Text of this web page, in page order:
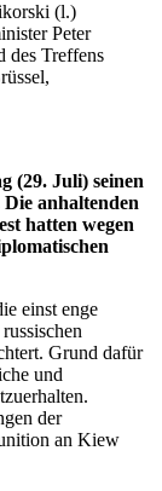
(l.)
Peter
des Treffens
(29. Juli) seinen
anhaltenden
hatten wegen
einst enge
Grund dafür
und
der
an Kiew